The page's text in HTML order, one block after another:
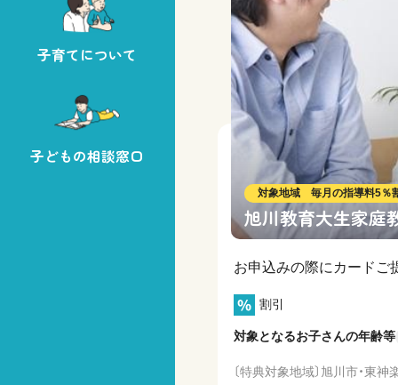
子育てについて
子どもの相談窓口
対象地域 毎月の指導料5％
旭川教育大生家庭
お申込みの際にカードご
割引
対象となるお子さんの年齢等
〔特典対象地域〕旭川市・東神